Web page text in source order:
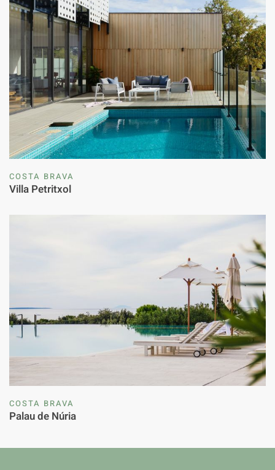
COSTA BRAVA
Villa Petritxol
COSTA BRAVA
Palau de Núria